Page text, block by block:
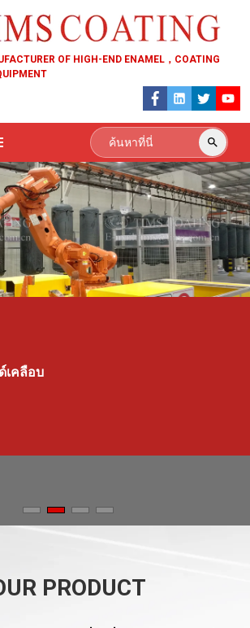
OF HIGH-END ENAMEL，COATING
เคลือบ
PRODUCT